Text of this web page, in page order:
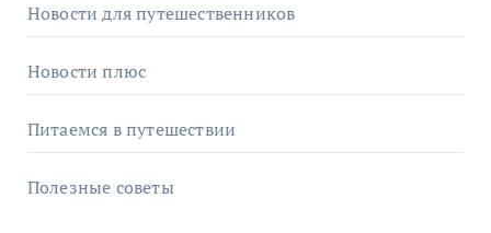
Новости для путешественников
Новости плюс
Питаемся в путешествии
Полезные советы